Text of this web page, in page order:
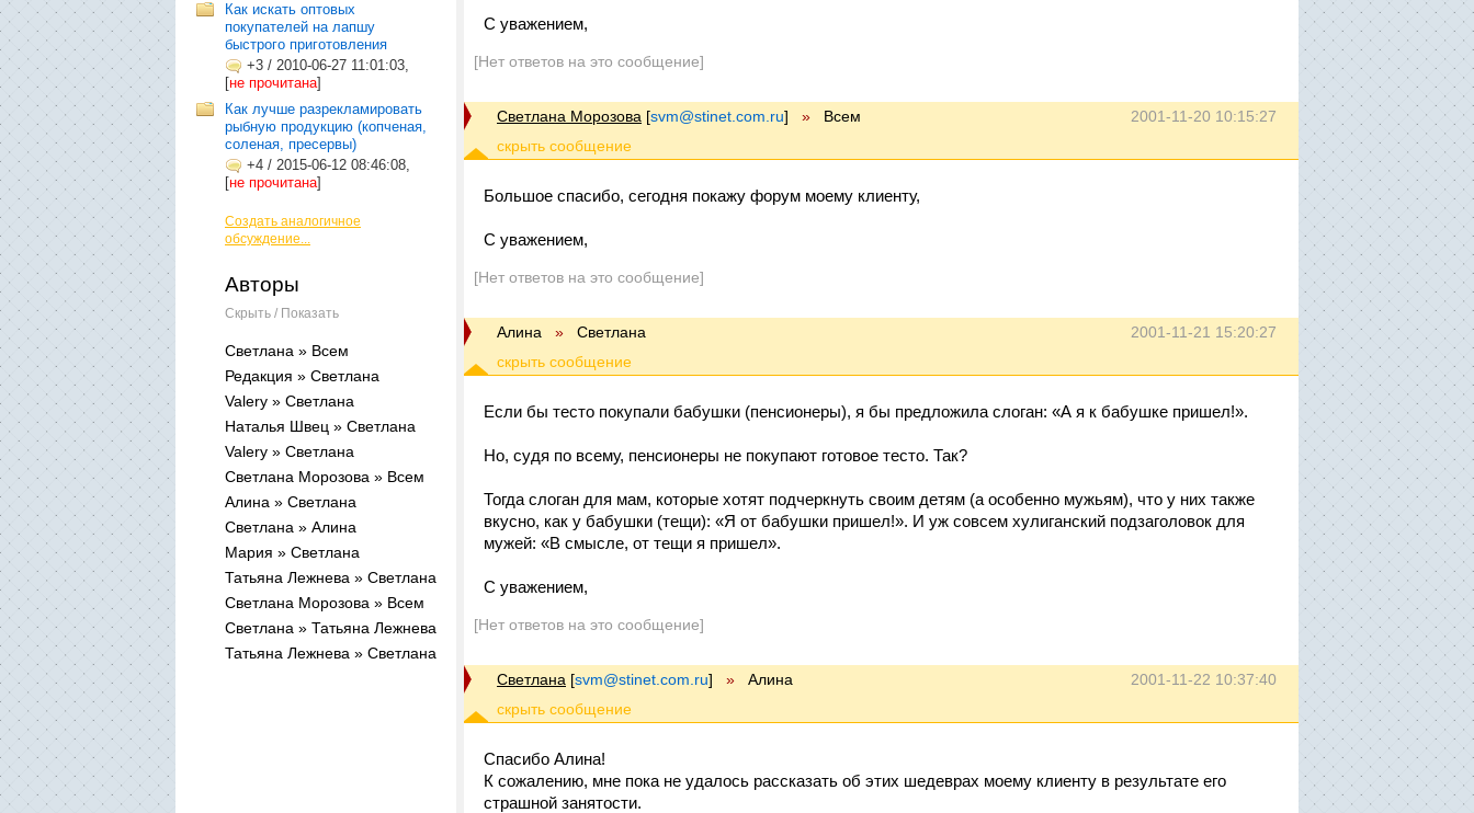
Как искать оптовых
покупателей на лапшу
быстрого приготовления
+3 / 2010-06-27 11:01:03,
[не прочитана]
Как лучше разрекламировать
рыбную продукцию (копченая,
соленая, пресервы)
+4 / 2015-06-12 08:46:08,
[не прочитана]
Создать аналогичное
обсуждение...
Авторы
Скрыть / Показать
Cветлана » Всем
Редакция » Cветлана
Valery » Cветлана
Наталья Швец » Cветлана
Valery » Cветлана
Светлана Морозова » Всем
Алина » Cветлана
Cветлана » Алина
Мария » Cветлана
Татьяна Лежнева » Cветлана
Светлана Морозова » Всем
Cветлана » Татьяна Лежнева
Татьяна Лежнева » Cветлана
С уважением,
[Нет ответов на это сообщение]
2001-11-20 10:15:27
Светлана Морозова [svm@stinet.com.ru] » Всем
Большое спасибо, сегодня покажу форум моему клиенту,
С уважением,
[Нет ответов на это сообщение]
2001-11-21 15:20:27
Алина » Cветлана
Если бы тесто покупали бабушки (пенсионеры), я бы предложила слоган: «А я к бабушке пришел!».
Но, судя по всему, пенсионеры не покупают готовое тесто. Так?
Тогда слоган для мам, которые хотят подчеркнуть своим детям (а особенно мужьям), что у них также
вкусно, как у бабушки (тещи): «Я от бабушки пришел!». И уж совсем хулиганский подзаголовок для
мужей: «В смысле, от тещи я пришел».
С уважением,
[Нет ответов на это сообщение]
2001-11-22 10:37:40
Cветлана [svm@stinet.com.ru] » Алина
Спасибо Алина!
К сожалению, мне пока не удалось рассказать об этих шедеврах моему клиенту в результате его
страшной занятости.